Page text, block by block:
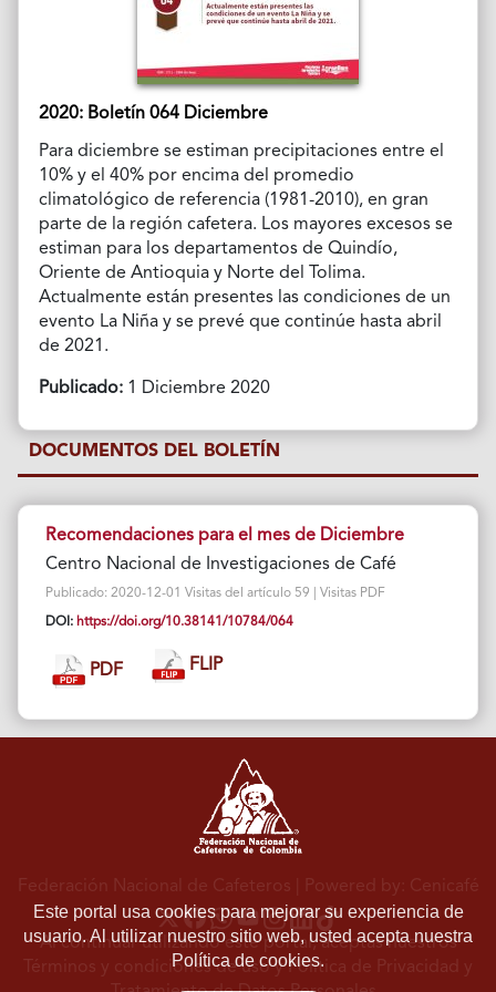
2020: Boletín 064 Diciembre
Para diciembre se estiman precipitaciones entre el
10% y el 40% por encima del promedio
climatológico de referencia (1981-2010), en gran
parte de la región cafetera. Los mayores excesos se
estiman para los departamentos de Quindío,
Oriente de Antioquia y Norte del Tolima.
Actualmente están presentes las condiciones de un
evento La Niña y se prevé que continúe hasta abril
de 2021.
Publicado:1 Diciembre 2020
DOCUMENTOS DEL BOLETÍN
Recomendaciones para el mes de Diciembre
Centro Nacional de Investigaciones de Café
Publicado: 2020-12-01 Visitas del artículo 59 | Visitas PDF
DOI: https://doi.org/10.38141/10784/064
PDF FLIP
Este portal usa cookies para mejorar su experiencia de
usuario. Al utilizar nuestro sitio web, usted acepta nuestra
Política de cookies.
Federación Nacional de Cafeteros | Powered by: Cenicafé
Al continuar utilizando este portal, aceptas nuestros
Términos y condiciones de usoyPolítica de Privacidad y